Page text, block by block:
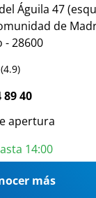
Águila 47
de
- 28600
(4.9)
89 40
apertura
: 09:00 14:00
14:00
más